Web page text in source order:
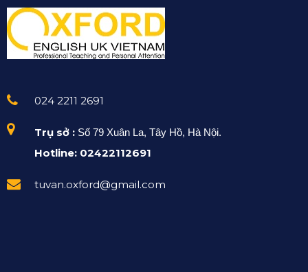
024 2211 2691
Trụ sở : Số 79 Xuân La, Tây Hồ, Hà Nội.
Hotline: 02422112691
tuvan.oxford@gmail.com